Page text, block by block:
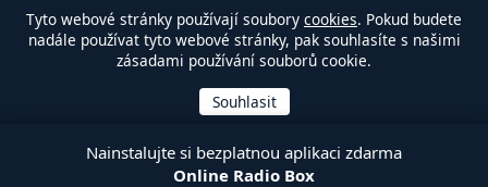
Tyto webové stránky používají soubory cookies. Pokud budete
nadále používat tyto webové stránky, pak souhlasíte s našimi
zásadami používání souborů cookie.
Nainstalujte si bezplatnou aplikaci zdarma
Online Radio Box